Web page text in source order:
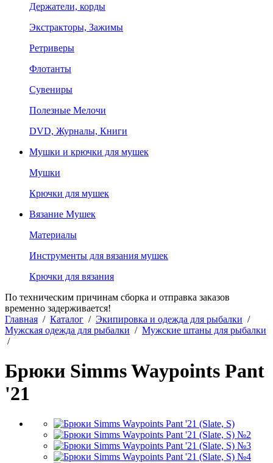
Держатели, корды
Экстракторы, Зажимы
Ретриверы
Флотанты
Сувениры
Полезные Мелочи
DVD, Журналы, Книги
Мушки и крючки для мушек
Мушки
Крючки для мушек
Вязание Мушек
Материалы
Инструменты для вязания мушек
Крючки для вязания
По техническим причинам сборка и отправка заказов
временно задерживается!
Главная / Каталог / Экипировка и одежда для рыбалки /
Мужская одежда для рыбалки / Мужские штаны для рыбалки
/
Брюки Simms Waypoints Pant
'21